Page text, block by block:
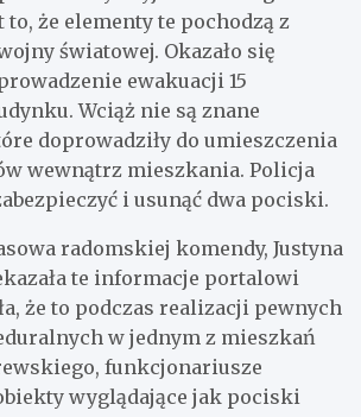
że elementy te pochodzą z
światowej. Okazało się
ewakuacji 15
Wciąż nie są znane
doprowadziły do umieszczenia
wewnątrz mieszkania. Policja
i usunąć dwa pociski.
radomskiej komendy, Justyna
te informacje portalowi
że to podczas realizacji pewnych
w jednym z mieszkań
funkcjonariusze
wyglądające jak pociski